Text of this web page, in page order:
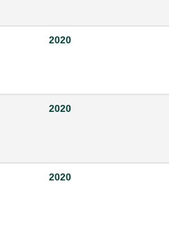
2020
2020
2020